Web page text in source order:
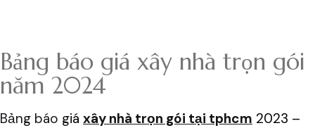
Bảng báo giá xây nhà trọn gói
năm 2024
Bảng báo giá xây nhà trọn gói tại tphcm 2023 –